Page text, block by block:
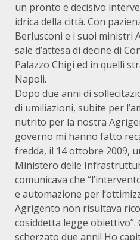
un pronto e decisivo
idrica della città. Con
Berlusconi e i suoi ministri
sale d’attesa di decine di
Palazzo Chigi ed in quelli
Napoli.
Dopo due anni di
di umiliazioni, subite per
nutrito per la nostra
governo mi hanno fatto
fredda, il 14 ottobre 2009,
Ministero delle
comunicava che
e automazione per
Agrigento non risultava
cosiddetta legge obiettivo”.
scherzato due anni! Ho